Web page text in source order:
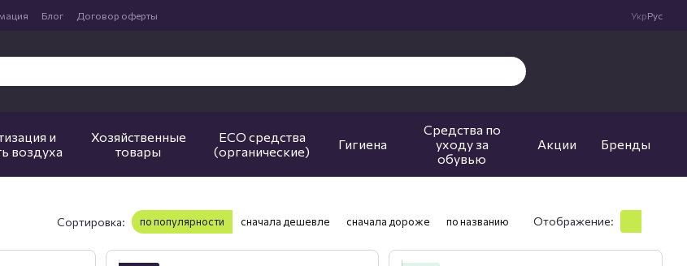
Блог Договор оферты УкрРус
и
воздуха
Хозяйственные
товары
ECO средства
(органические)
Гигиена
Средства по
уходу за
обувью
Акции Бренды
Сортировка: по популярности сначала дешевле сначала дороже по названию Отображение: